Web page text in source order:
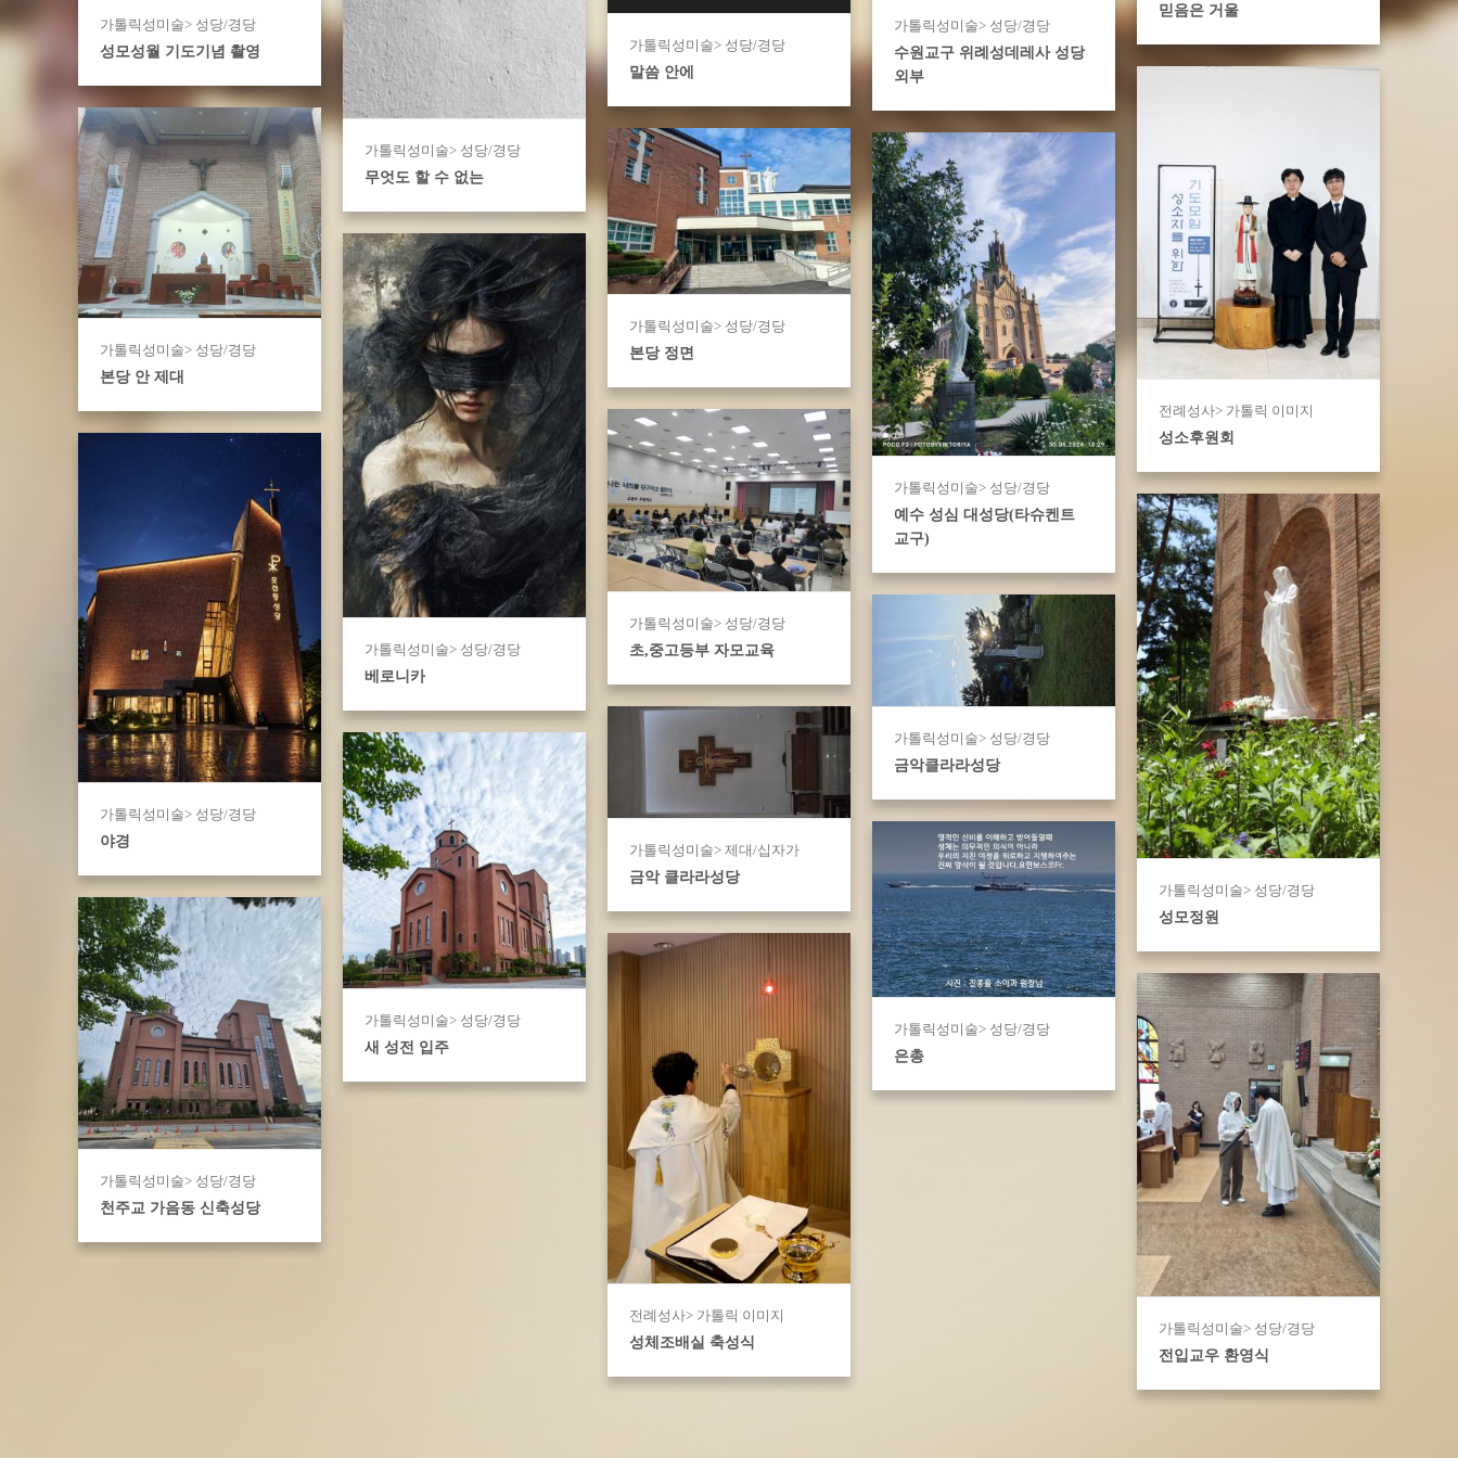
가톨릭성미술> 성당/경당
성모성월 기도기념 촬영
가톨릭성미술> 성당/경당
무엇도 할 수 없는
가톨릭성미술> 성당/경당
말씀 안에
가톨릭성미술> 성당/경당
수원교구 위례성데레사 성당
외부
믿음은 거울
전례성사> 가톨릭 이미지
성소후원회
가톨릭성미술> 성당/경당
본당 안 제대
가톨릭성미술> 성당/경당
본당 정면
가톨릭성미술> 성당/경당
예수 성심 대성당(타슈켄트
교구)
가톨릭성미술> 성당/경당
베로니카
가톨릭성미술> 성당/경당
초,중고등부 자모교육
가톨릭성미술> 성당/경당
야경
가톨릭성미술> 성당/경당
성모정원
가톨릭성미술> 성당/경당
금악클라라성당
가톨릭성미술> 제대/십자가
금악 클라라성당
가톨릭성미술> 성당/경당
새 성전 입주
가톨릭성미술> 성당/경당
은총
가톨릭성미술> 성당/경당
천주교 가음동 신축성당
전례성사> 가톨릭 이미지
성체조배실 축성식
가톨릭성미술> 성당/경당
전입교우 환영식